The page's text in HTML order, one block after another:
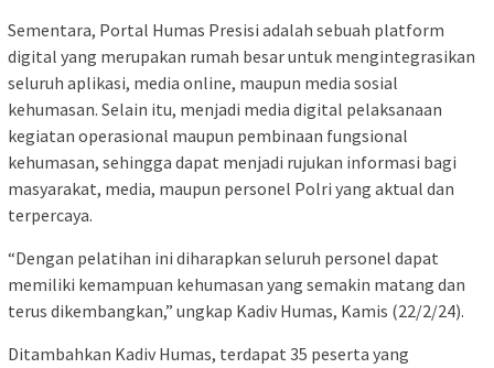
Sementara, Portal Humas Presisi adalah sebuah platform
digital yang merupakan rumah besar untuk mengintegrasikan
seluruh aplikasi, media online, maupun media sosial
kehumasan. Selain itu, menjadi media digital pelaksanaan
kegiatan operasional maupun pembinaan fungsional
kehumasan, sehingga dapat menjadi rujukan informasi bagi
masyarakat, media, maupun personel Polri yang aktual dan
terpercaya.
“Dengan pelatihan ini diharapkan seluruh personel dapat
memiliki kemampuan kehumasan yang semakin matang dan
terus dikembangkan,” ungkap Kadiv Humas, Kamis (22/2/24).
Ditambahkan Kadiv Humas, terdapat 35 peserta yang